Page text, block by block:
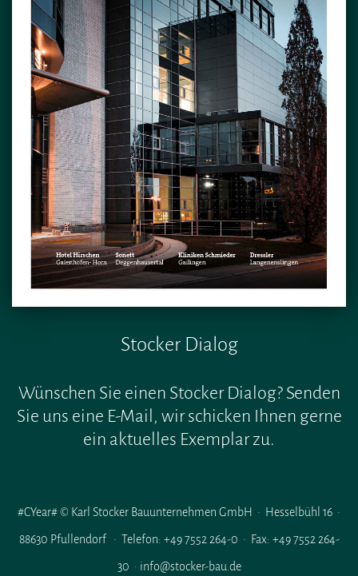
Stocker Dialog
Wünschen Sie einen Stocker Dialog? Senden
Sie uns eine E-Mail, wir schicken Ihnen gerne
ein aktuelles Exemplar zu.
#CYear# © Karl Stocker Bauunternehmen GmbH · Hesselbühl 16 ·
88630 Pfullendorf · Telefon: +49 7552 264-0 · Fax: +49 7552 264-
30 · info@stocker-bau.de